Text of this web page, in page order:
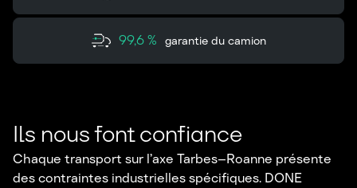
99,6 % garantie du camion
Ils nous font confiance
Chaque transport sur l’axe Tarbes–Roanne présente
des contraintes industrielles spécifiques. DONE